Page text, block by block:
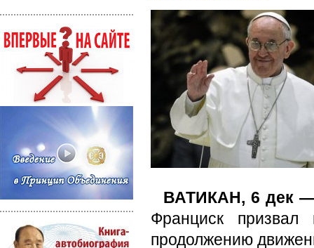
ВАТИКАН, 6 дек —
Франциск призвал
продолжению